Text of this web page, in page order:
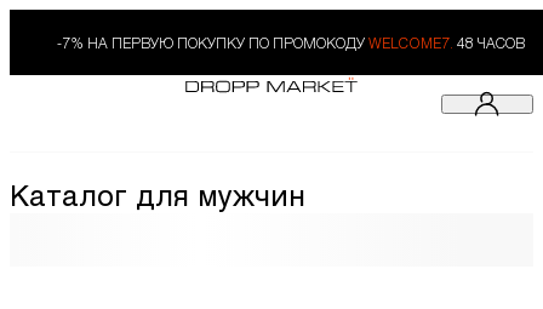
-7% НА ПЕРВУЮ ПОКУПКУ ПО ПРОМОКОДУ WELCOME7. 48 ЧАСОВ
Каталог для мужчин